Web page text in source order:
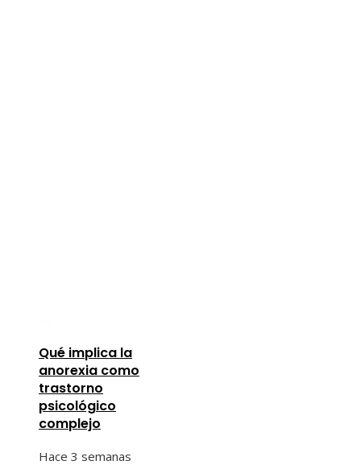
Qué implica la
anorexia como
trastorno
psicológico
complejo
Hace 3 semanas